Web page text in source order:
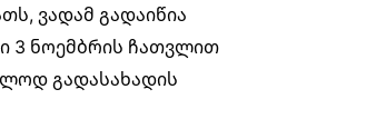
ვადამ გადაიწია
3 ნოემბრის ჩათვლით
გადასახადის